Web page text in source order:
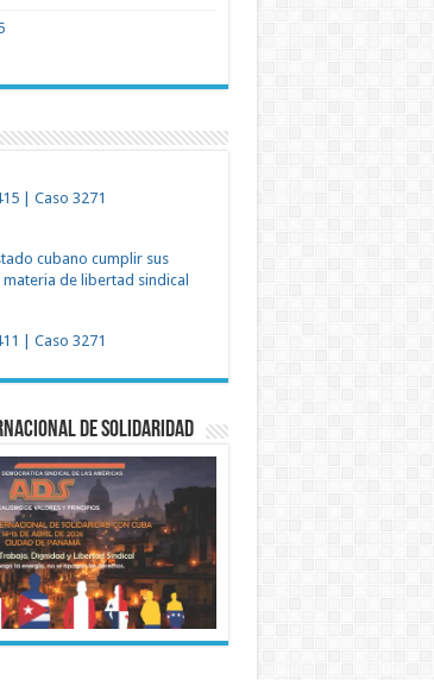
| Caso 3271
cubano cumplir sus
de libertad sindical
| Caso 3271
de Solidaridad